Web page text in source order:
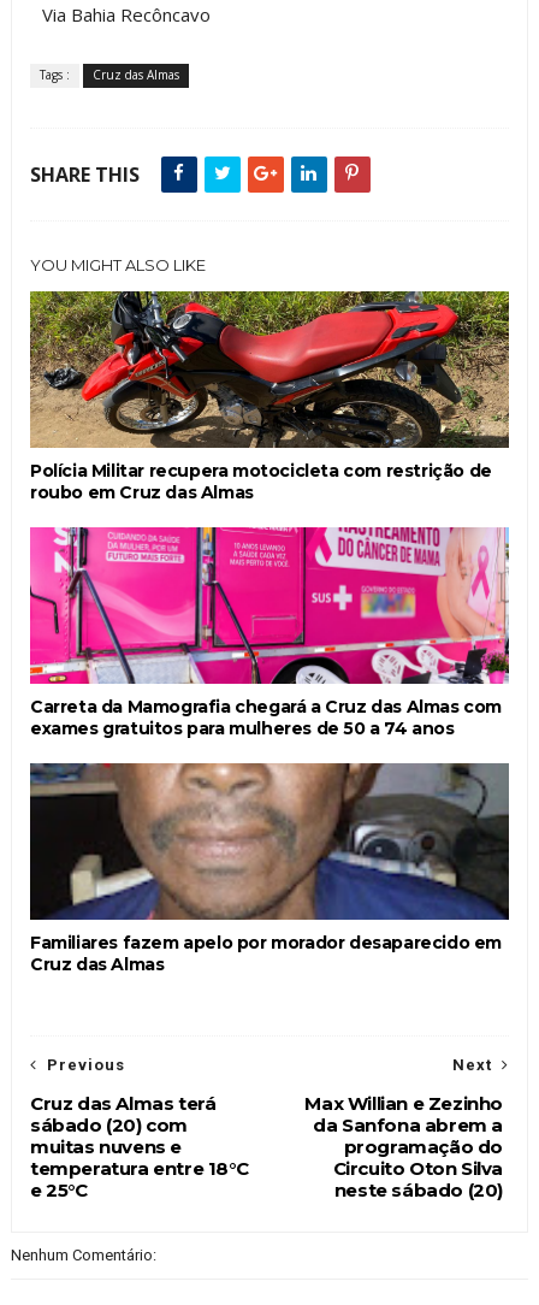
Via Bahia Recôncavo
Tags : Cruz das Almas
SHARE THIS
YOU MIGHT ALSO LIKE
Polícia Militar recupera motocicleta com restrição de
roubo em Cruz das Almas
Carreta da Mamografia chegará a Cruz das Almas com
exames gratuitos para mulheres de 50 a 74 anos
Familiares fazem apelo por morador desaparecido em
Cruz das Almas
Next
Max Willian e Zezinho
da Sanfona abrem a
programação do
Circuito Oton Silva
neste sábado (20)
Previous
Cruz das Almas terá
sábado (20) com
muitas nuvens e
temperatura entre 18°C
e 25°C
Nenhum Comentário: